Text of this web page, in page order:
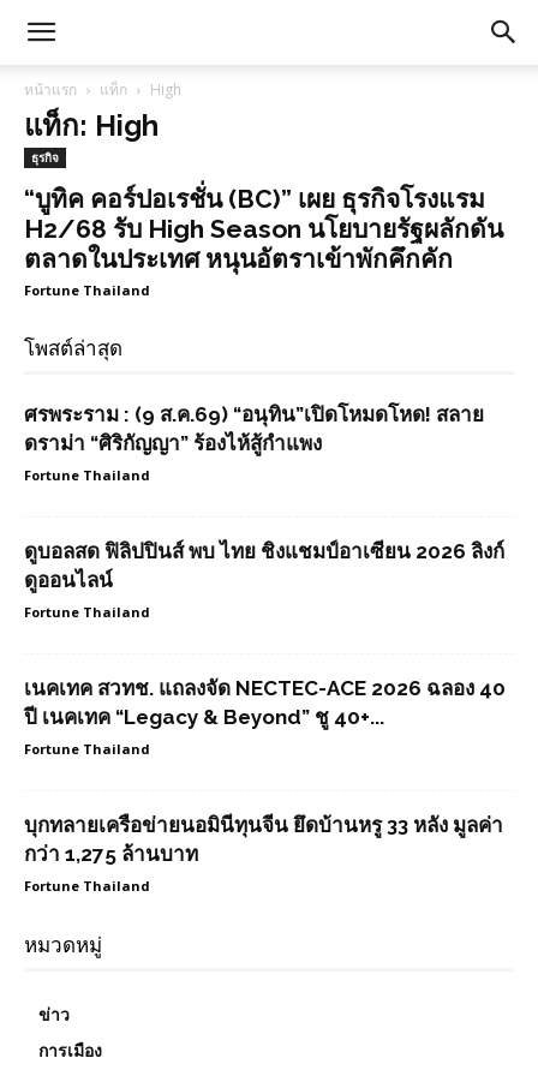
หน้าแรก แท็ก High
แท็ก: High
ธุรกิจ
“บูทิค คอร์ปอเรชั่น (BC)” เผย ธุรกิจโรงแรม
H2/68 รับ High Season นโยบายรัฐผลักดัน
ตลาดในประเทศ หนุนอัตราเข้าพักคึกคัก
Fortune Thailand
โพสต์ล่าสุด
ศรพระราม : (9 ส.ค.69) “อนุทิน”เปิดโหมดโหด! สลาย
ดราม่า “ศิริกัญญา” ร้องไห้สู้กำแพง
Fortune Thailand
ดูบอลสด ฟิลิปปินส์ พบ ไทย ชิงแชมป์อาเซียน 2026 ลิงก์
ดูออนไลน์
Fortune Thailand
เนคเทค สวทช. แถลงจัด NECTEC-ACE 2026 ฉลอง 40
ปี เนคเทค “Legacy & Beyond” ชู 40+...
Fortune Thailand
บุกทลายเครือข่ายนอมินีทุนจีน ยึดบ้านหรู 33 หลัง มูลค่า
กว่า 1,275 ล้านบาท
Fortune Thailand
หมวดหมู่
ข่าว
การเมือง